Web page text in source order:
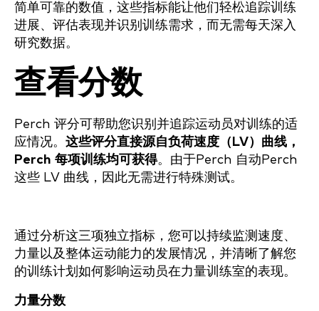
简单可靠的数值，这些指标能让他们轻松追踪训练
进展、评估表现并识别训练需求，而无需每天深入
研究数据。
查看分数
Perch 评分可帮助您识别并追踪运动员对训练的适
应情况。 这些评分直接源自负荷速度（LV）曲线，
Perch 每项训练均可获得。由于Perch 自动Perch
这些 LV 曲线，因此无需进行特殊测试。
通过分析这三项独立指标，您可以持续监测速度、
力量以及整体运动能力的发展情况，并清晰了解您
的训练计划如何影响运动员在力量训练室的表现。
力量分数